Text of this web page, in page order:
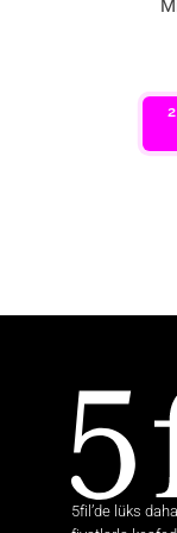
5fil’de lüks